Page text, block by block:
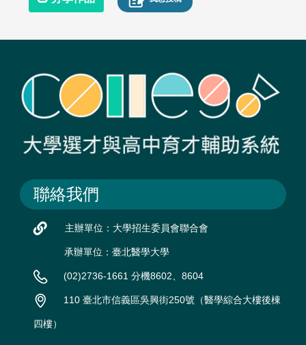
聯絡我們
主辦單位：大學招生委員會聯合會
承辦單位：臺北醫學大學
(02)2736-1661 分機8602、8604
110 臺北市信義區吳興街250號（醫學綜合大樓後棟
四樓）